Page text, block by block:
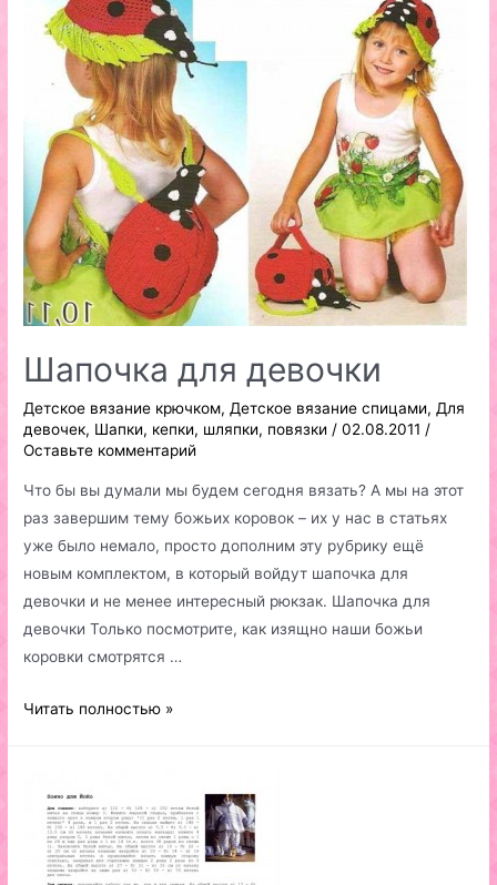
Шапочка для девочки
Детское вязание крючком,Детское вязание спицами,Для
девочек, Шапки, кепки, шляпки, повязки /02.08.2011 /
Оставьте комментарий
Что бы вы думали мы будем сегодня вязать? А мы на этот
раз завершим тему божьих коровок – их у нас в статьях
уже было немало, просто дополним эту рубрику ещё
новым комплектом, в который войдут шапочка для
девочки и не менее интересный рюкзак. Шапочка для
девочки Только посмотрите, как изящно наши божьи
коровки смотрятся …
Шапочка
Читать полностью »